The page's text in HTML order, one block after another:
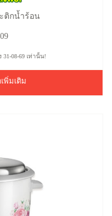
ติกน้ำร้อน
31-08-69 เท่านั้น!
พิ่มเติม